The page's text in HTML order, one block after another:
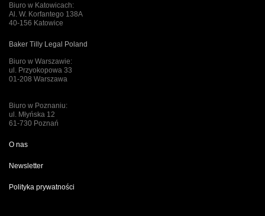
Biuro w Katowicach:
Al. W. Korfantego 138A
40-156 Katowice
Baker Tilly Legal Poland
Biuro w Warszawie:
ul. Przyokopowa 33
01-208 Warszawa
Biuro w Poznaniu:
ul. Młyńska 12
61-730 Poznań
O nas
Newsletter
Polityka prywatności